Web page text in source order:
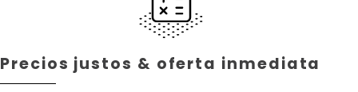
Precios justos & oferta inmediata